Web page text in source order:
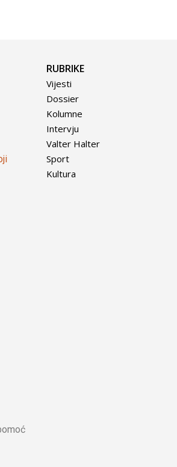
RUBRIKE
Vijesti
Dossier
Kolumne
Intervju
Valter Halter
Sport
Kultura